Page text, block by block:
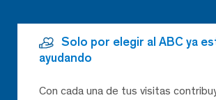
Solo por elegir al ABC ya
ayudando
Con cada una de tus visitas